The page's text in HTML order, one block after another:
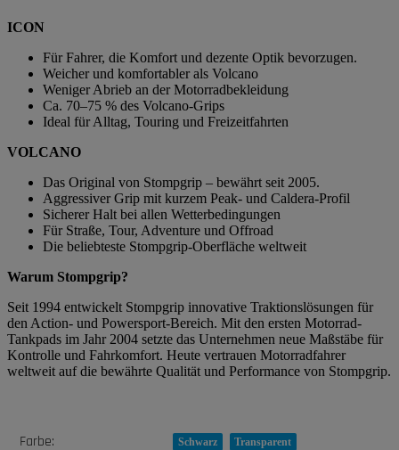
ICON
Für Fahrer, die Komfort und dezente Optik bevorzugen.
Weicher und komfortabler als Volcano
Weniger Abrieb an der Motorradbekleidung
Ca. 70–75 % des Volcano-Grips
Ideal für Alltag, Touring und Freizeitfahrten
VOLCANO
Das Original von Stompgrip – bewährt seit 2005.
Aggressiver Grip mit kurzem Peak- und Caldera-Profil
Sicherer Halt bei allen Wetterbedingungen
Für Straße, Tour, Adventure und Offroad
Die beliebteste Stompgrip-Oberfläche weltweit
Warum Stompgrip?
Seit 1994 entwickelt Stompgrip innovative Traktionslösungen für
den Action- und Powersport-Bereich. Mit den ersten Motorrad-
Tankpads im Jahr 2004 setzte das Unternehmen neue Maßstäbe für
Kontrolle und Fahrkomfort. Heute vertrauen Motorradfahrer
weltweit auf die bewährte Qualität und Performance von Stompgrip.
Produkteigenschaft
Wert
Farbe: Schwarz Transparent